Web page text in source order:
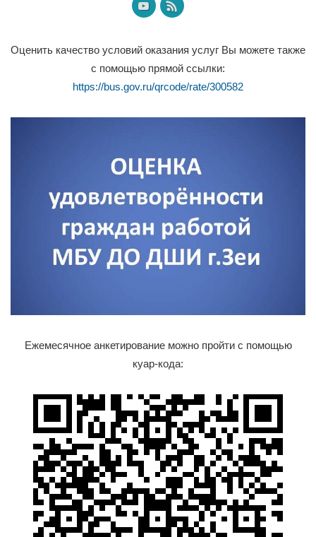
Оценить качество условий оказания услуг Вы можете также
с помощью прямой ссылки:
https://bus.gov.ru/qrcode/rate/300582
Ежемесячное анкетирование можно пройти с помощью
куар-кода: